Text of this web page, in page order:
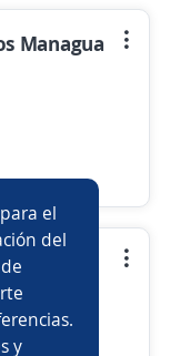
el
del
y
Managua